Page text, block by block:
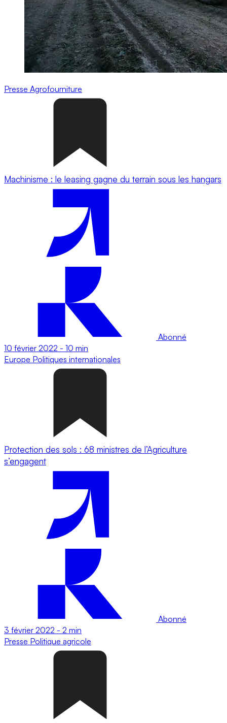
Presse Agrofourniture
Machinisme : le leasing gagne du terrain sous les hangars
Abonné
10 février 2022 - 10 min
Europe Politiques internationales
Protection des sols : 68 ministres de l’Agriculture
s’engagent
Abonné
3 février 2022 - 2 min
Presse Politique agricole